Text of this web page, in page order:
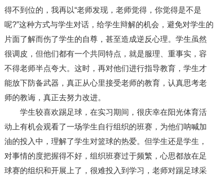
得不到位的，我再以“老师发现，老师觉得，你觉得是不是
呢?”这种方式与学生对话，给学生辩解的机会，避免对学生的
片面了解而伤了学生的自尊，甚至造成逆反心理。学生虽然
很调皮，但他们都有一个共同特点，就是服理、重事实，容
不得老师半点夸大。这时，再对他们进行指导教育，学生才
能放下防备武器，真正从心里接受老师的教育，认真思考老
师的教诲，真正去努力改进。
学生较喜欢踢足球，在实习期间，很庆幸在阳光体育活
动上有机会观看了一场学生自行组织的班赛，为他们呐喊加
油的投入中，理解了学生对篮球的热爱。但学生还是学生，
对事情的度把握得不好，组织班赛过于频繁，心思都放在足
球赛的组织和开展上了，很难投入到学习，老师对踢足球采